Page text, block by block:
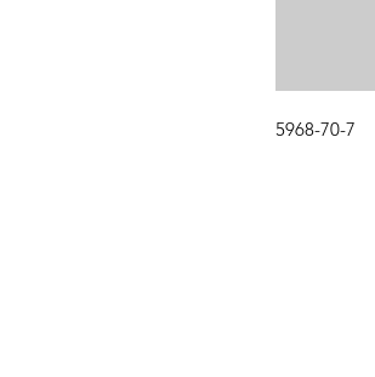
5968-70-7